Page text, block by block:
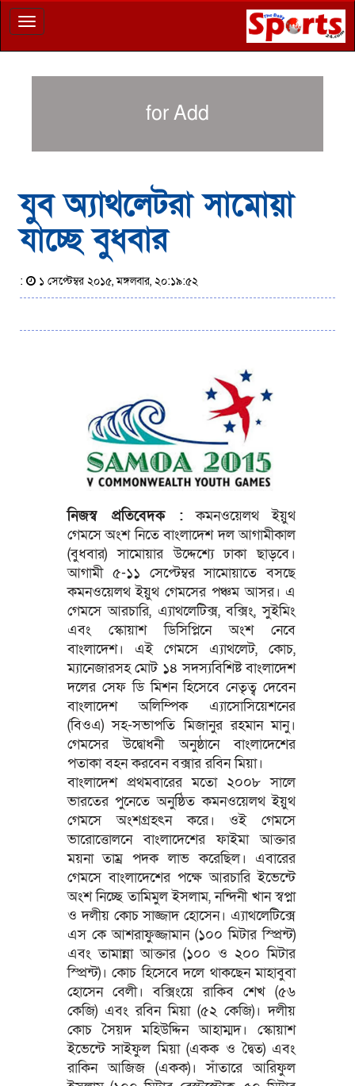
Toggle
navigation
for Add
যুব অ্যাথলেটরা সামোয়া
যাচ্ছে বুধবার
: ১ সেপ্টেম্বর ২০১৫, মঙ্গলবার, ২০:১৯:৫২
নিজস্ব প্রতিবেদক : কমনওয়েলথ ইয়ুথ
গেমসে অংশ নিতে বাংলাদেশ দল আগামীকাল
(বুধবার) সামোয়ার উদ্দেশ্যে ঢাকা ছাড়বে।
আগামী ৫-১১ সেপ্টেম্বর সামোয়াতে বসছে
কমনওয়েলথ ইয়ুথ গেমসের পঞ্চম আসর। এ
গেমসে আরচারি, এ্যাথলেটিক্স, বক্সিং, সুইমিং
এবং স্কোয়াশ ডিসিপ্লিনে অংশ নেবে
বাংলাদেশ। এই গেমসে এ্যাথলেট, কোচ,
ম্যানেজারসহ মোট ১৪ সদস্যবিশিষ্ট বাংলাদেশ
দলের সেফ ডি মিশন হিসেবে নেতৃত্ব দেবেন
বাংলাদেশ অলিম্পিক এ্যাসোসিয়েশনের
(বিওএ) সহ-সভাপতি মিজানুর রহমান মানু।
গেমসের উদ্বোধনী অনুষ্ঠানে বাংলাদেশের
পতাকা বহন করবেন বক্সার রবিন মিয়া।
বাংলাদেশ প্রথমবারের মতো ২০০৮ সালে
ভারতের পুনেতে অনুষ্ঠিত কমনওয়েলথ ইয়ুথ
গেমসে অংশগ্রহৎন করে। ওই গেমসে
ভারোত্তোলনে বাংলাদেশের ফাইমা আক্তার
ময়না তাম্র পদক লাভ করেছিল। এবারের
গেমসে বাংলাদেশের পক্ষে আরচারি ইভেন্টে
অংশ নিচ্ছে তামিমুল ইসলাম, নন্দিনী খান স্বপ্না
ও দলীয় কোচ সাজ্জাদ হোসেন। এ্যাথলেটিক্সে
এস কে আশরাফুজ্জামান (১০০ মিটার স্প্রিন্ট)
এবং তামান্না আক্তার (১০০ ও ২০০ মিটার
স্প্রিন্ট)। কোচ হিসেবে দলে থাকছেন মাহাবুবা
হোসেন বেলী। বক্সিংয়ে রাকিব শেখ (৫৬
কেজি) এবং রবিন মিয়া (৫২ কেজি)। দলীয়
কোচ সৈয়দ মহিউদ্দিন আহাম্মদ। স্কোয়াশ
ইভেন্টে সাইফুল মিয়া (একক ও দ্বৈত) এবং
রাকিন আজিজ (একক)। সাঁতারে আরিফুল